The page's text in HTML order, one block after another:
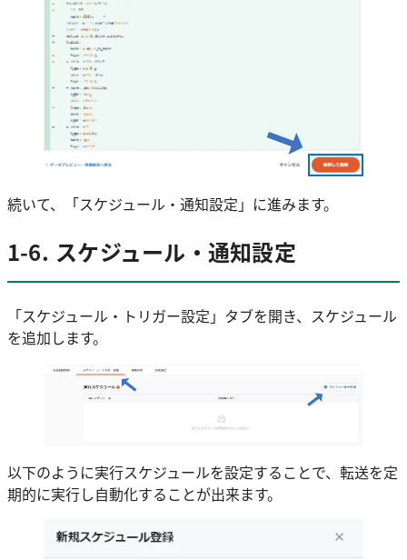
続いて、「スケジュール・通知設定」に進みます。
1-6. スケジュール・通知設定
「スケジュール・トリガー設定」タブを開き、スケジュール
を追加します。
以下のように実行スケジュールを設定することで、転送を定
期的に実行し自動化することが出来ます。